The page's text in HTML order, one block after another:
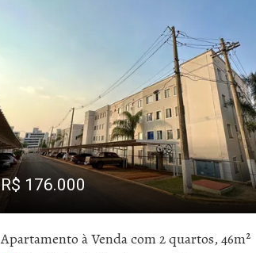
R$ 176.000
Apartamento à Venda com 2 quartos, 46m²